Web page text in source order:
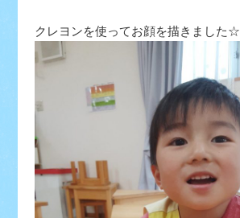
クレヨンを使ってお顔を描きました☆